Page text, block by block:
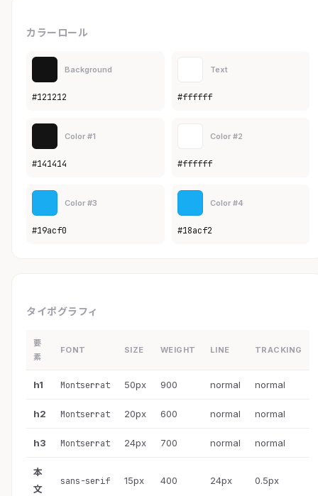
カラーロール
Background
#121212
Text
#ffffff
Color #1
#141414
Color #2
#ffffff
Color #3
#19acf0
Color #4
#18acf2
タイポグラフィ
要
素
FONT SIZE WEIGHT LINE TRACKING
h1 Montserrat 50px 900 normal normal
h2 Montserrat 20px 600 normal normal
h3 Montserrat 24px 700 normal normal
本
文
sans-serif 15px 400 24px 0.5px